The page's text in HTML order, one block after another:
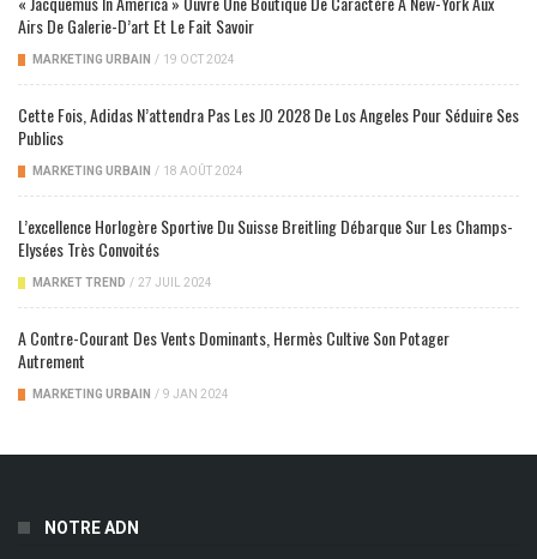
Airs De Galerie-D’art Et Le Fait Savoir
MARKETING URBAIN / 19 OCT 2024
Cette Fois, Adidas N’attendra Pas Les JO 2028 De Los Angeles Pour Séduire Ses
Publics
MARKETING URBAIN / 18 AOÛT 2024
L’excellence Horlogère Sportive Du Suisse Breitling Débarque Sur Les Champs-
Elysées Très Convoités
MARKET TREND / 27 JUIL 2024
A Contre-Courant Des Vents Dominants, Hermès Cultive Son Potager
Autrement
MARKETING URBAIN / 9 JAN 2024
NOTRE ADN